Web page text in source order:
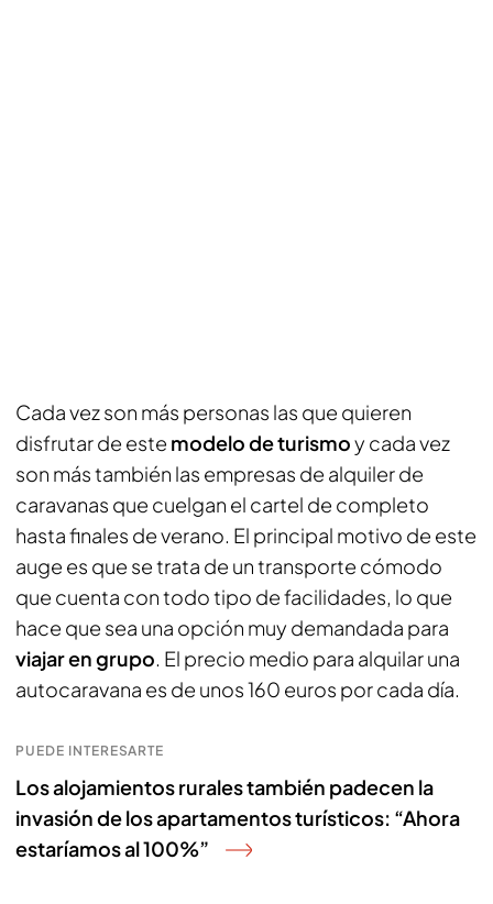
Cada vez son más personas las que quieren
disfrutar de este modelo de turismoy cada vez
son más también las empresas de alquiler de
caravanas que cuelgan el cartel de completo
hasta finales de verano. El principal motivo de este
auge es que se trata de un transporte cómodo
que cuenta con todo tipo de facilidades, lo que
hace que sea una opción muy demandada para
viajar en grupo. El precio medio para alquilar una
autocaravana es de unos 160 euros por cada día.
PUEDE INTERESARTE
Los alojamientos rurales también padecen la
invasión de los apartamentos turísticos: “Ahora
estaríamos al 100%”